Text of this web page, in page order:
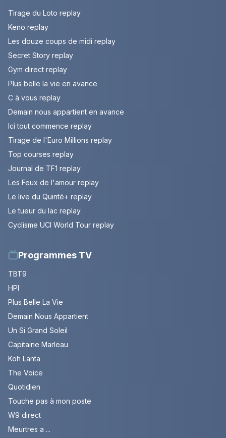
Tirage du Loto replay
Keno replay
Les douze coups de midi replay
Secret Story replay
Gym direct replay
Plus belle la vie en avance
C à vous replay
Demain nous appartient en avance
Ici tout commence replay
Tirage de l'Euro Millions replay
Top courses replay
Journal de TF1 replay
Les Feux de l'amour replay
Le live du Quinté+ replay
Le tueur du lac replay
Cyclisme UCI World Tour replay
Programmes TV
TBT9
HPI
Plus Belle La Vie
Demain Nous Appartient
Un Si Grand Soleil
Capitaine Marleau
Koh Lanta
The Voice
Quotidien
Touche pas à mon poste
W9 direct
Meurtres a ...